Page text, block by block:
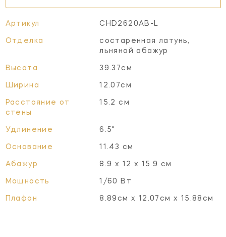
Артикул CHD2620AB-L
Отделка
состаренная латунь,
льняной абажур
Высота 39.37см
Ширина 12.07см
Расстояние от
стены
15.2 см
Удлинение 6.5"
Основание 11.43 см
Абажур 8.9 х 12 х 15.9 см
Мощность 1/60 Вт
Плафон 8.89см x 12.07см x 15.88см